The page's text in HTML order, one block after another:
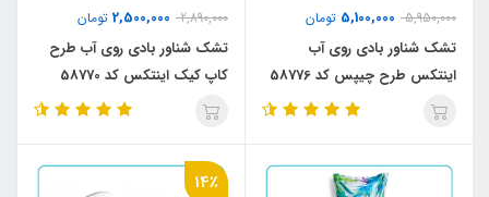
5,950,000
5,100,000 تومان
تشک شناور بادی روی آب
اینتکس طرح چیپس کد 58776
2,890,000
2,500,000 تومان
تشک شناور بادی روی آب طرح
کاپ کیک اینتکس کد 58770
14٪